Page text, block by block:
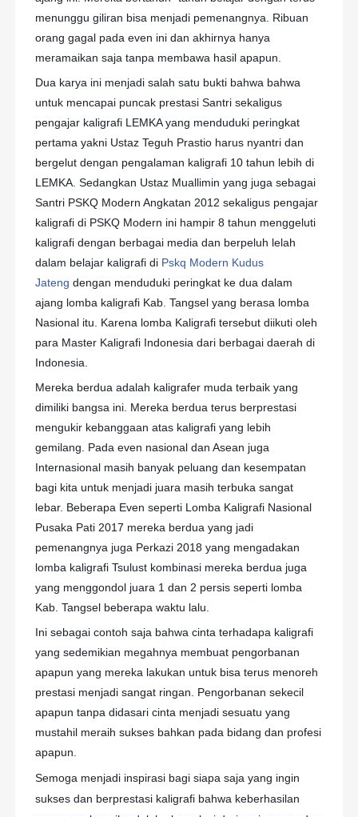
menunggu giliran bisa menjadi pemenangnya. Ribuan
orang gagal pada even ini dan akhirnya hanya
meramaikan saja tanpa membawa hasil apapun.
Dua karya ini menjadi salah satu bukti bahwa bahwa
untuk mencapai puncak prestasi Santri sekaligus
pengajar kaligrafi LEMKA yang menduduki peringkat
pertama yakni Ustaz Teguh Prastio harus nyantri dan
bergelut dengan pengalaman kaligrafi 10 tahun lebih di
LEMKA. Sedangkan Ustaz Muallimin yang juga sebagai
Santri PSKQ Modern Angkatan 2012 sekaligus pengajar
kaligrafi di PSKQ Modern ini hampir 8 tahun menggeluti
kaligrafi dengan berbagai media dan berpeluh lelah
dalam belajar kaligrafi di Pskq Modern Kudus
Jateng dengan menduduki peringkat ke dua dalam
ajang lomba kaligrafi Kab. Tangsel yang berasa lomba
Nasional itu. Karena lomba Kaligrafi tersebut diikuti oleh
para Master Kaligrafi Indonesia dari berbagai daerah di
Indonesia.
Mereka berdua adalah kaligrafer muda terbaik yang
dimiliki bangsa ini. Mereka berdua terus berprestasi
mengukir kebanggaan atas kaligrafi yang lebih
gemilang. Pada even nasional dan Asean juga
Internasional masih banyak peluang dan kesempatan
bagi kita untuk menjadi juara masih terbuka sangat
lebar. Beberapa Even seperti Lomba Kaligrafi Nasional
Pusaka Pati 2017 mereka berdua yang jadi
pemenangnya juga Perkazi 2018 yang mengadakan
lomba kaligrafi Tsulust kombinasi mereka berdua juga
yang menggondol juara 1 dan 2 persis seperti lomba
Kab. Tangsel beberapa waktu lalu.
Ini sebagai contoh saja bahwa cinta terhadapa kaligrafi
yang sedemikian megahnya membuat pengorbanan
apapun yang mereka lakukan untuk bisa terus menoreh
prestasi menjadi sangat ringan. Pengorbanan sekecil
apapun tanpa didasari cinta menjadi sesuatu yang
mustahil meraih sukses bahkan pada bidang dan profesi
apapun.
Semoga menjadi inspirasi bagi siapa saja yang ingin
sukses dan berprestasi kaligrafi bahwa keberhasilan